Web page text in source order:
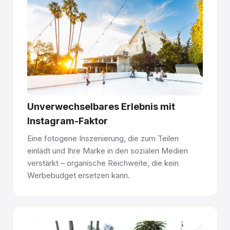
Eisbahn-Manager.
Glice bietet eine Eisbahn-Manager-Zertifizierung, damit
Ihr Team die Bahn fachgerecht betreibt und wartet - für
langfristige Oberflächenqualität und ein erstklassiges
Eislauferlebnis.
Sie haben Fragen zur Funktionsweise von
synthetischem Eis? Sprechen Sie mit unserem
Unverwechselbares Erlebnis mit
Instagram-Faktor
Eine fotogene Inszenierung, die zum Teilen
einlädt und Ihre Marke in den sozialen Medien
verstärkt – organische Reichweite, die kein
Werbebudget ersetzen kann.